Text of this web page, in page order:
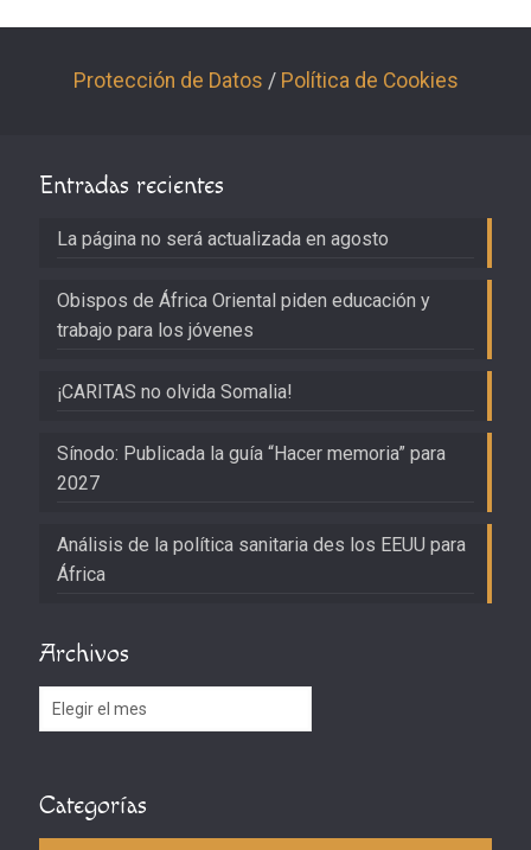
Protección de Datos / Política de Cookies
Entradas recientes
La página no será actualizada en agosto
Obispos de África Oriental piden educación y
trabajo para los jóvenes
¡CARITAS no olvida Somalia!
Sínodo: Publicada la guía “Hacer memoria” para
2027
Análisis de la política sanitaria des los EEUU para
África
Archivos
Archivos
Categorías